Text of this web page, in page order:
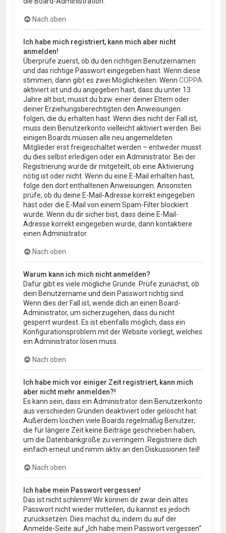
Nach oben
Ich habe mich registriert, kann mich aber nicht
anmelden!
Überprüfe zuerst, ob du den richtigen Benutzernamen
und das richtige Passwort eingegeben hast. Wenn diese
stimmen, dann gibt es zwei Möglichkeiten. WennCOPPA
aktiviert ist und du angegeben hast, dass du unter 13
Jahre alt bist, musst du bzw. einer deiner Eltern oder
deiner Erziehungsberechtigten den Anweisungen
folgen, die du erhalten hast. Wenn dies nicht der Fall ist,
muss dein Benutzerkonto vielleicht aktiviert werden. Bei
einigen Boards müssen alle neu angemeldeten
Mitglieder erst freigeschaltet werden – entweder musst
du dies selbst erledigen oder ein Administrator. Bei der
Registrierung wurde dir mitgeteilt, ob eine Aktivierung
nötig ist oder nicht. Wenn du eine E-Mail erhalten hast,
folge den dort enthaltenen Anweisungen. Ansonsten
prüfe, ob du deine E-Mail-Adresse korrekt eingegeben
hast oder die E-Mail von einem Spam-Filter blockiert
wurde. Wenn du dir sicher bist, dass deine E-Mail-
Adresse korrekt eingegeben wurde, dann kontaktiere
einen Administrator.
Nach oben
Warum kann ich mich nicht anmelden?
Dafür gibt es viele mögliche Gründe. Prüfe zunächst, ob
dein Benutzername und dein Passwort richtig sind.
Wenn dies der Fall ist, wende dich an einen Board-
Administrator, um sicherzugehen, dass du nicht
gesperrt wurdest. Es ist ebenfalls möglich, dass ein
Konfigurationsproblem mit der Website vorliegt, welches
ein Administrator lösen muss.
Nach oben
Ich habe mich vor einiger Zeit registriert, kann mich
aber nicht mehr anmelden?!
Es kann sein, dass ein Administrator dein Benutzerkonto
aus verschieden Gründen deaktiviert oder gelöscht hat.
Außerdem löschen viele Boards regelmäßig Benutzer,
die für längere Zeit keine Beiträge geschrieben haben,
um die Datenbankgröße zu verringern. Registriere dich
einfach erneut und nimm aktiv an den Diskussionen teil!
Nach oben
Ich habe mein Passwort vergessen!
Das ist nicht schlimm! Wir können dir zwar dein altes
Passwort nicht wieder mitteilen, du kannst es jedoch
zurücksetzen. Dies machst du, indem du auf der
Anmelde-Seite auf „Ich habe mein Passwort vergessen“